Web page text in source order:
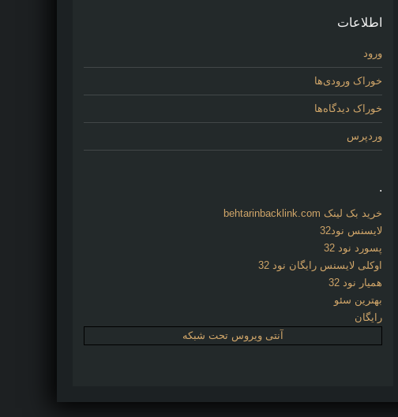
اطلاعات
ورود
خوراک ورودی‌ها
خوراک دیدگاه‌ها
وردپرس
.
خرید بک لینک behtarinbacklink.com
لایسنس نود32
پسورد نود 32
اوکلی لایسنس رایگان نود 32
همیار نود 32
بهترین سئو
رایگان
آنتی ویروس تحت شبکه